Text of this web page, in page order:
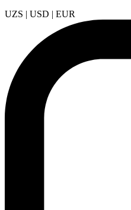
UZS | USD | EUR